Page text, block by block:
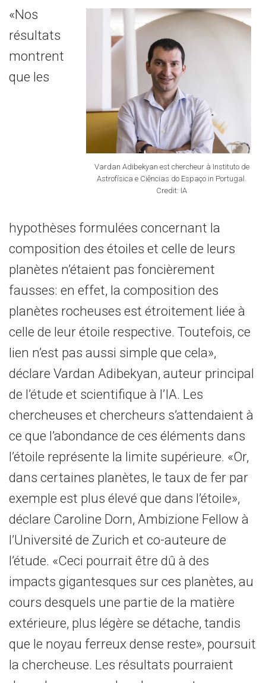
Vardan Adibekyan est chercheur à Instituto de
Astrofísica e Ciências do Espaço in Portugal.
Credit: IA
«Nos
résultats
montrent
que les
hypothèses formulées concernant la
composition des étoiles et celle de leurs
planètes n’étaient pas foncièrement
fausses: en effet, la composition des
planètes rocheuses est étroitement liée à
celle de leur étoile respective. Toutefois, ce
lien n’est pas aussi simple que cela»,
déclare Vardan Adibekyan, auteur principal
de l’étude et scientifique à l’IA. Les
chercheuses et chercheurs s’attendaient à
ce que l’abondance de ces éléments dans
l’étoile représente la limite supérieure. «Or,
dans certaines planètes, le taux de fer par
exemple est plus élevé que dans l’étoile»,
déclare Caroline Dorn, Ambizione Fellow à
l’Université de Zurich et co-auteure de
l’étude. «Ceci pourrait être dû à des
impacts gigantesques sur ces planètes, au
cours desquels une partie de la matière
extérieure, plus légère se détache, tandis
que le noyau ferreux dense reste», poursuit
la chercheuse. Les résultats pourraient